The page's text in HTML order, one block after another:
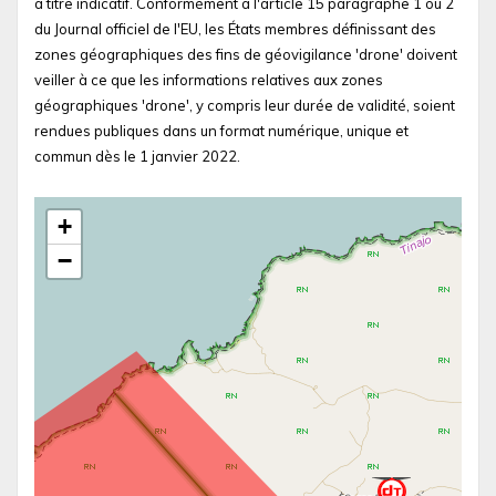
à titre indicatif. Conformément à l'article 15 paragraphe 1 ou 2
du Journal officiel de l'EU, les États membres définissant des
zones géographiques des fins de géovigilance 'drone' doivent
veiller à ce que les informations relatives aux zones
géographiques 'drone', y compris leur durée de validité, soient
rendues publiques dans un format numérique, unique et
commun dès le 1 janvier 2022.